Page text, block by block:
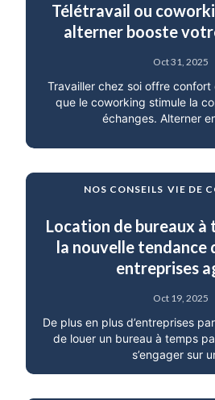
Télétravail ou
alterner booste
Oct 31, 2025
Travailler chez soi offre
que le coworking stimule la
échanges. Alterner
NOS CONSEILS VIE DE
Location de bureaux à
la nouvelle tendance
entreprises
Oct 19, 2025
De plus en plus d’entreprises
de louer un bureau à temps
s’engager sur